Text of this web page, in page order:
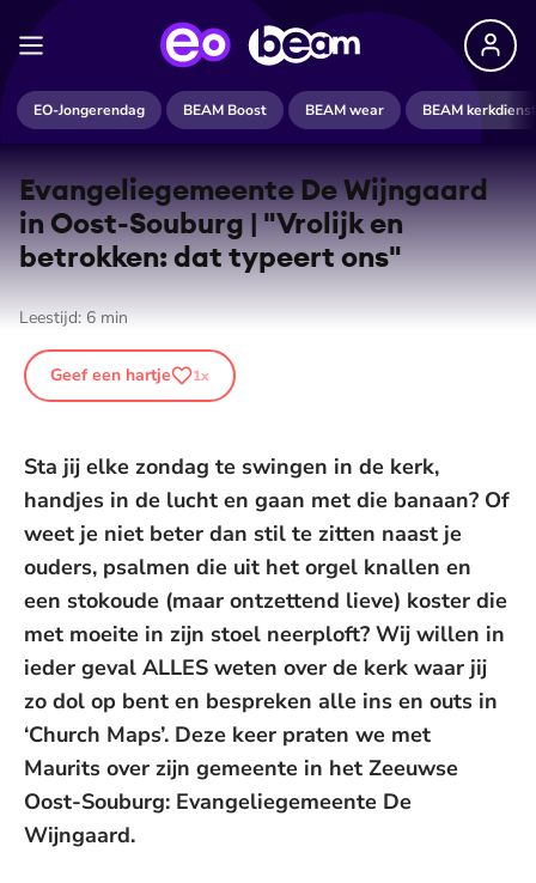
EO-Jongerendag BEAM Boost BEAM wear BEAM kerkdienst
Evan­ge­lie­ge­meen­te De Wijngaard
in Oost-Souburg | "Vrolijk en
betrokken: dat typeert ons"
Leestijd: 6 min
Geef een hartje 1x
Sta jij elke zondag te swingen in de kerk,
handjes in de lucht en gaan met die banaan? Of
weet je niet beter dan stil te zitten naast je
ouders, psalmen die uit het orgel knallen en
een stokoude (maar ontzettend lieve) koster die
met moeite in zijn stoel neerploft? Wij willen in
ieder geval ALLES weten over de kerk waar jij
zo dol op bent en bespreken alle ins en outs in
‘Church Maps’. Deze keer praten we met
Maurits over zijn gemeente in het Zeeuwse
Oost-Souburg: Evangeliegemeente De
Wijngaard.